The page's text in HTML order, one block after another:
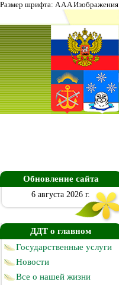
Размер шрифта: AAAИзображения
Обновление сайта
6 августа 2026 г.
ДДТ о главном
Государственные услуги
Новости
Все о нашей жизни